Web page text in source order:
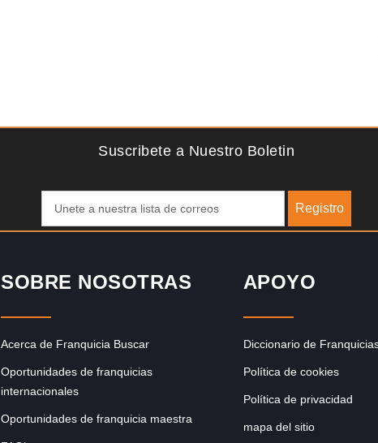
esterlinas, la…
Suscribete a Nuestro Boletin
Registro
SOBRE NOSOTRAS
Acerca de Franquicia Buscar
Oportunidades de franquicias
internacionales
Oportunidades de franquicia maestra
APOYO
Diccionario de
Política de cookies
Política de privacidad
mapa del sitio